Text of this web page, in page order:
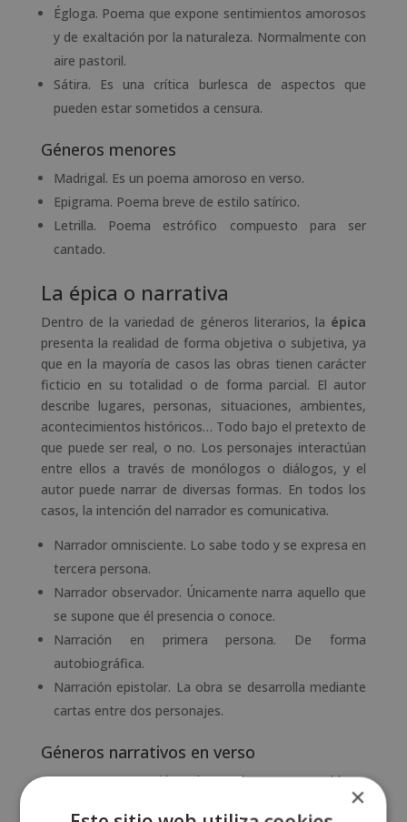
Égloga. Poema que expone sentimientos amorosos
y de exaltación por la naturaleza. Normalmente con
aire pastoril.
Sátira. Es una crítica burlesca de aspectos que
pueden estar sometidos a censura.
Géneros menores
Madrigal. Es un poema amoroso en verso.
Epigrama. Poema breve de estilo satírico.
Letrilla. Poema estrófico compuesto para ser
cantado.
La épica o narrativa
Dentro de la variedad de géneros literarios, la épica
presenta la realidad de forma objetiva o subjetiva, ya
que en la mayoría de casos las obras tienen carácter
ficticio en su totalidad o de forma parcial. El autor
describe lugares, personas, situaciones, ambientes,
acontecimientos históricos… Todo bajo el pretexto de
que puede ser real, o no. Los personajes interactúan
entre ellos a través de monólogos o diálogos, y el
autor puede narrar de diversas formas. En todos los
casos, la intención del narrador es comunicativa.
Narrador omnisciente. Lo sabe todo y se expresa en
tercera persona.
Narrador observador. Únicamente narra aquello que
se supone que él presencia o conoce.
Narración en primera persona. De forma
autobiográfica.
Narración epistolar. La obra se desarrolla mediante
cartas entre dos personajes.
Géneros narrativos en verso
Epopeya. Narración sobre acciones memorables y
decisivas para pueblos o civilizaciones. Puede
×